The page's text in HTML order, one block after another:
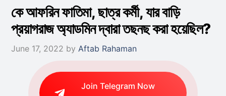
কে আফরিন ফাতিমা, ছাত্র কর্মী, যার বাড়ি
প্রয়াগরাজ অ্যাডমিন দ্বারা তছনছ করা হয়েছিল?
June 17, 2022 by Aftab Rahaman
Join Telegram Now